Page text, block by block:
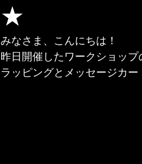
★
みなさま、こんにちは！
昨日開催したワークショップ
ラッピングとメッセージカ